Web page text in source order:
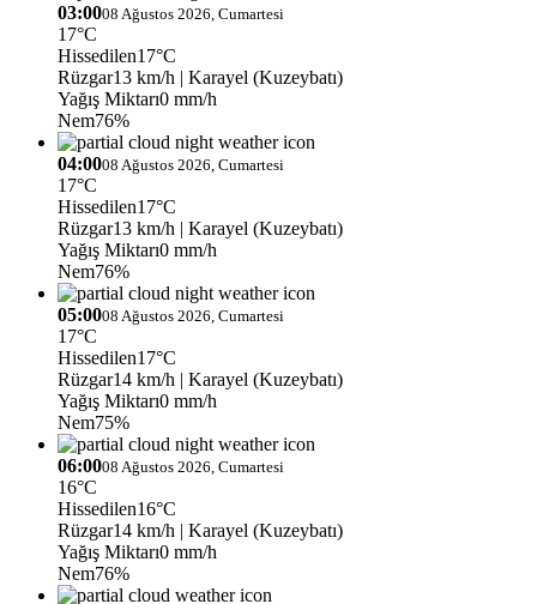
03:0008 Ağustos 2026, Cumartesi
17°C
Hissedilen17°C
Rüzgar13 km/h | Karayel (Kuzeybatı)
Yağış Miktarı0 mm/h
Nem76%
04:0008 Ağustos 2026, Cumartesi
17°C
Hissedilen17°C
Rüzgar13 km/h | Karayel (Kuzeybatı)
Yağış Miktarı0 mm/h
Nem76%
05:0008 Ağustos 2026, Cumartesi
17°C
Hissedilen17°C
Rüzgar14 km/h | Karayel (Kuzeybatı)
Yağış Miktarı0 mm/h
Nem75%
06:0008 Ağustos 2026, Cumartesi
16°C
Hissedilen16°C
Rüzgar14 km/h | Karayel (Kuzeybatı)
Yağış Miktarı0 mm/h
Nem76%